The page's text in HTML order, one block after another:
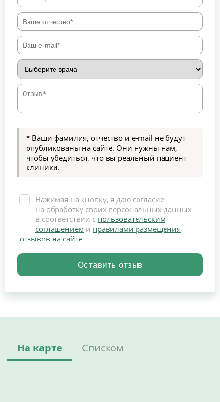
* Ваши фамилия, отчество и e-mail не будут
опубликованы на сайте. Они нужны нам,
чтобы убедиться, что вы реальный пациент
клиники.
Нажимая на кнопку, я даю согласие
на обработку своих персональных данных
в соответствии с пользовательским
соглашением и правилами размещения
отзывов на сайте
На карте Списком